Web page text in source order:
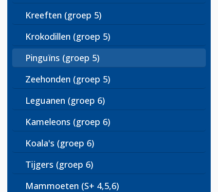
Kreeften (groep 5)
Krokodillen (groep 5)
Pinguïns (groep 5)
Zeehonden (groep 5)
Leguanen (groep 6)
Kameleons (groep 6)
Koala's (groep 6)
Tijgers (groep 6)
Mammoeten (S+ 4,5,6)